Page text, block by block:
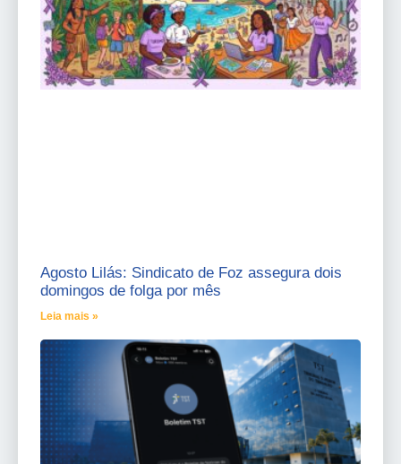
Agosto Lilás: Sindicato de Foz assegura dois
domingos de folga por mês
Leia mais »